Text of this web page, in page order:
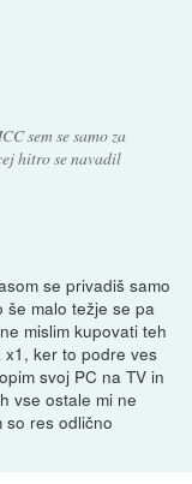
sem se samo za
hitro se navadil
se privadiš samo
še malo težje se pa
mislim kupovati teh
ker to podre ves
svoj PC na TV in
vse ostale mi ne
so res odlično